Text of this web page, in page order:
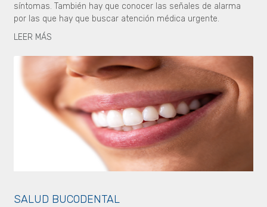
síntomas. También hay que conocer las señales de alarma
por las que hay que buscar atención médica urgente.
LEER MÁS
SALUD BUCODENTAL